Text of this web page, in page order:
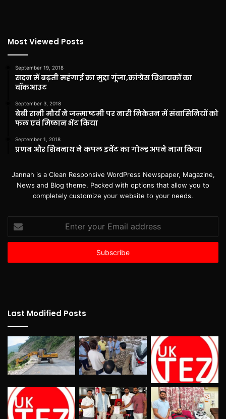
Most Viewed Posts
September 19, 2018
सदन में बढ़ती महंगाई का मुद्दा गूंजा,कांग्रेस विधायकों का
वॉकआउट
September 3, 2018
बेबी रानी मौर्य ने जन्माष्टमी पर नारी निकेतन में संवासिनियों को
फल एवं मिष्ठान भेंट किया
September 1, 2018
प्रणब और शिबनाथ ने कपल इवेंट का गोल्ड अपने नाम किया
Jannah is a Clean Responsive WordPress Newspaper, Magazine,
News and Blog theme. Packed with options that allow you to
completely customize your website to your needs.
your
Email
Last Modified Posts